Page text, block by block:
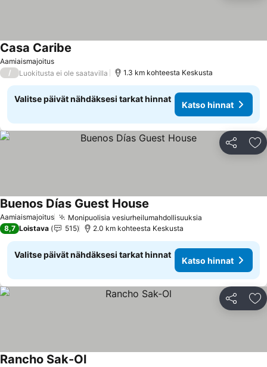
Aamiaismajoitus
Casa Caribe
/ Luokitusta ei ole saatavilla 1.3 km kohteesta Keskusta
Valitse päivät nähdäksesi tarkat hinnat
Katso hinnat
Jaa
Aamiaismajoitus Monipuolisia vesiurheilumahdollisuuksia
Buenos Días Guest House
8,7 Loistava 515 2.0 km kohteesta Keskusta
Valitse päivät nähdäksesi tarkat hinnat
Katso hinnat
Jaa
Rancho Sak-Ol